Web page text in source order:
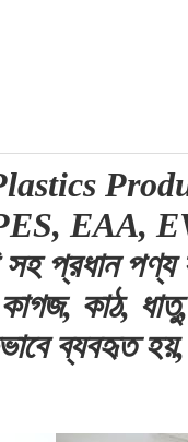
EAA,
সহ প্রধান
কাঠ,
ব্যবহৃত